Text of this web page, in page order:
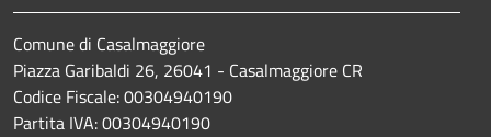
Comune di Casalmaggiore
Piazza Garibaldi 26, 26041 - Casalmaggiore CR
Codice Fiscale: 00304940190
Partita IVA: 00304940190